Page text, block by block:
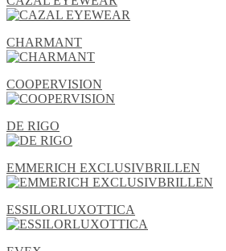
CHARMANT
COOPERVISION
DE RIGO
EMMERICH EXCLUSIVBRILLEN
ESSILORLUXOTTICA